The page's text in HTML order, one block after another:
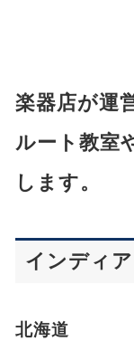
楽器店が運
ルート教室
します。
インディ
北海道